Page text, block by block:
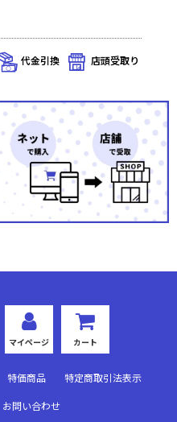
代金引換 店頭受取り
マイページ カート
特価商品 特定商取引法表示
お問い合わせ